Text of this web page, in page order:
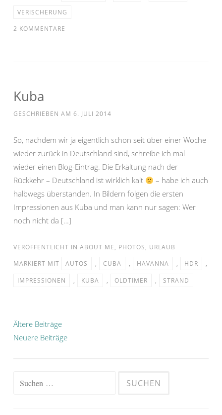
VERISCHERUNG
2 KOMMENTARE
Kuba
GESCHRIEBEN AM 6. JULI 2014
So, nachdem wir ja eigentlich schon seit über einer Woche
wieder zurück in Deutschland sind, schreibe ich mal
wieder einen Blog-Eintrag. Die Erkältung nach der
Rückkehr – Deutschland ist wirklich kalt
– habe ich auch
halbwegs überstanden. In Bildern folgen die ersten
Impressionen aus Kuba und man kann nur sagen: Wer
noch nicht da […]
VERÖFFENTLICHT IN ABOUT ME, PHOTOS, URLAUB
MARKIERT MIT
AUTOS , CUBA , HAVANNA , HDR
,
IMPRESSIONEN
, KUBA , OLDTIMER , STRAND
Beitragsnavigation
Ältere Beiträge
Neuere Beiträge
Suchen